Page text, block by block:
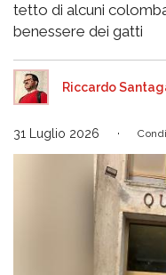
tetto di alcuni
benessere dei gatti
Riccardo
31 Luglio 2026